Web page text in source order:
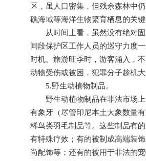
区，虽人口密集，但残余森林中
礁海域等海洋生物繁育栖息的关
从时间上看，虽然没有绝对固
间段保护区工作人员的巡守力度
时机。旅游旺季时，游客涌入，
动物受伤或被困，犯罪分子趁机
5.野生动植物制品。
野生动植物制品在非法市场上
有象牙（尽管印尼本土大象数量
稀鸟类羽毛制品等。这些制品有
有特殊疗效；有的被制成高端装
尚配饰等；还有的被用于非法的